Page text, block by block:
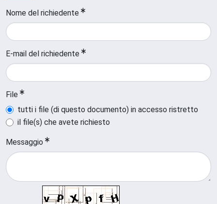
Nome del richiedente
E-mail del richiedente
File
tutti i file (di questo documento) in accesso ristretto
il file(s) che avete richiesto
Messaggio